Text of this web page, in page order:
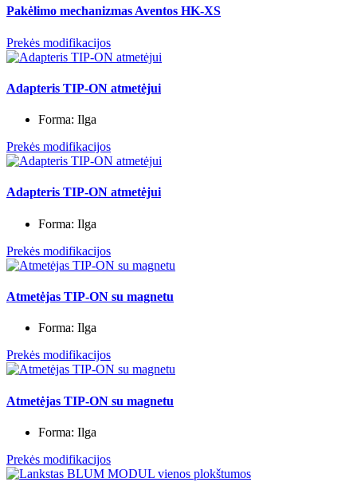
Pakėlimo mechanizmas Aventos HK-XS
Prekės modifikacijos
Adapteris TIP-ON atmetėjui
Forma: Ilga
Prekės modifikacijos
Adapteris TIP-ON atmetėjui
Forma: Ilga
Prekės modifikacijos
Atmetėjas TIP-ON su magnetu
Forma: Ilga
Prekės modifikacijos
Atmetėjas TIP-ON su magnetu
Forma: Ilga
Prekės modifikacijos